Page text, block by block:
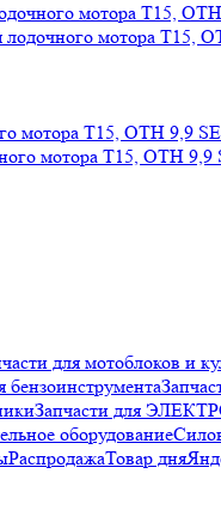
мотора T15,
мотора T15, OTH 9,9
для мотоблоков и
бензоинструмента
Запчасти для
оборудование
РаспродажаТовар дня